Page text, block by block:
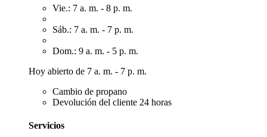
Vie.: 7 a. m. - 8 p. m.
Sáb.: 7 a. m. - 7 p. m.
Dom.: 9 a. m. - 5 p. m.
Hoy abierto de 7 a. m. - 7 p. m.
Cambio de propano
Devolución del cliente 24 horas
Servicios